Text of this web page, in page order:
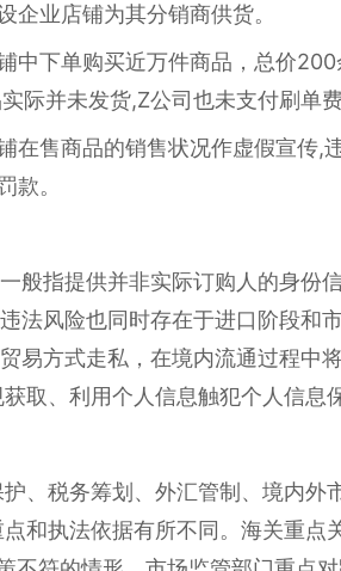
企业店铺为其分销商供货。
中下单购买近万件商品，总价
际并未发货,Z公司也未支付刷单费
在售商品的销售状况作虚假宣传,
款。
般指提供并非实际订购人的身份
法风险也同时存在于进口阶段和
易方式走私，在境内流通过程中
取、利用个人信息触犯个人信息
、税务筹划、外汇管制、境内外
和执法依据有所不同。海关重点